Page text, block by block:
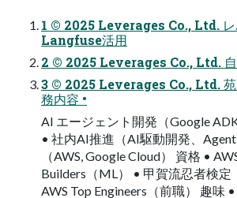
1 © 2025 Leverages Co., Ltd. レ
Langfuse活用
2 © 2025 Leverages Co., Ltd.
3 © 2025 Leverages Co., Ltd. 苑
務内容 •
AI エージェント開発（Google
• 社内AI推進（AI駆動開発、
（AWS, Google Cloud） 資格 •
Builders（ML） • 甲賀流忍者検定
AWS Top Engineers（前職） 趣味